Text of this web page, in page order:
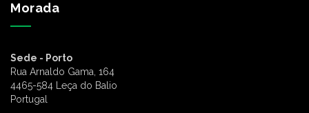
Morada
Sede - Porto
Rua Arnaldo Gama, 164
4465-584 Leça do Balio
Portugal